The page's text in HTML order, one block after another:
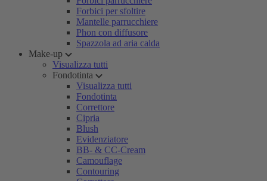
Forbici per sfoltire
Mantelle parrucchiere
Phon con diffusore
Spazzola ad aria calda
Make-up
Visualizza tutti
Fondotinta
Visualizza tutti
Fondotinta
Correttore
Cipria
Blush
Evidenziatore
BB- & CC-Cream
Camouflage
Contouring